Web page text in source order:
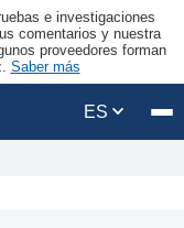
e investigaciones
comentarios y nuestra
proveedores forman
Saber más
ES